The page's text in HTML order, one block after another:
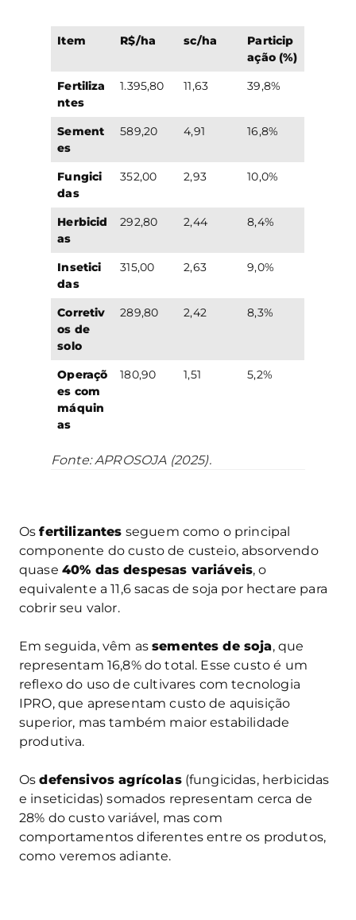
Item R$/ha sc/ha
Particip
ação (%)
Fertiliza
ntes
1.395,80 11,63 39,8%
Sement
es
589,20 4,91 16,8%
Fungici
das
352,00 2,93 10,0%
Herbicid
as
292,80 2,44 8,4%
Insetici
das
315,00 2,63 9,0%
Corretiv
os de
solo
289,80 2,42 8,3%
Operaçõ
es com
máquin
as
180,90 1,51 5,2%
Fonte: APROSOJA (2025).
Osfertilizantes seguem como o principal
componente do custo de custeio, absorvendo
quase 40% das despesas variáveis, o
equivalente a 11,6 sacas de soja por hectare para
cobrir seu valor.
Em seguida, vêm assementes de soja, que
representam 16,8% do total. Esse custo é um
reflexo do uso de cultivares com tecnologia
IPRO, que apresentam custo de aquisição
superior, mas também maior estabilidade
produtiva.
Osdefensivos agrícolas(fungicidas, herbicidas
e inseticidas) somados representam cerca de
28% do custo variável, mas com
comportamentos diferentes entre os produtos,
como veremos adiante.